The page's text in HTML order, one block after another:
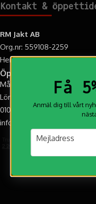
Få
Anmäl dig till vårt
email
Mejladress
Kontakt &
RM Jakt AB
Org.nr: 559108-2259
Hemvägen 9C, 95731
Öppettider
Mån-Fre: 10.00-17.00
Lör: 10:00-14:00 (Augusti-
010-188 20 20
info@rmjakt.se